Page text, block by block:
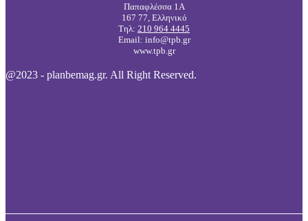
Παπαφλέσσα 1Α
167 77, Ελληνικό
Τηλ: 210 964 4445
Email: info@tpb.gr
www.tpb.gr
@2023 - planbemag.gr. All Right Reserved.